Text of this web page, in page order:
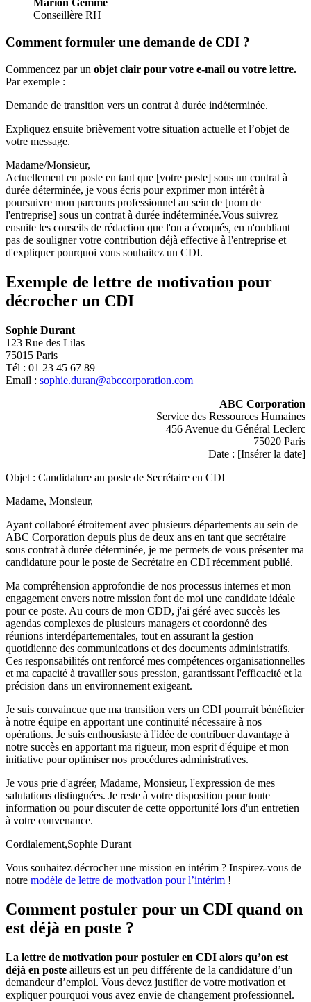
Marion Gemme
Conseillère RH
Comment formuler une demande de CDI ?
Commencez par un objet clair pour votre e-mail ou votre lettre.
Par exemple :
Demande de transition vers un contrat à durée indéterminée.
Expliquez ensuite brièvement votre situation actuelle et l’objet de
votre message.
Madame/Monsieur,
Actuellement en poste en tant que [votre poste] sous un contrat à
durée déterminée, je vous écris pour exprimer mon intérêt à
poursuivre mon parcours professionnel au sein de [nom de
l'entreprise] sous un contrat à durée indéterminée.Vous suivrez
ensuite les conseils de rédaction que l'on a évoqués, en n'oubliant
pas de souligner votre contribution déjà effective à l'entreprise et
d'expliquer pourquoi vous souhaitez un CDI.
Exemple de lettre de motivation pour
décrocher un CDI
Sophie Durant
123 Rue des Lilas
75015 Paris
Tél : 01 23 45 67 89
Email : sophie.duran@abccorporation.com
ABC Corporation
Service des Ressources Humaines
456 Avenue du Général Leclerc
75020 Paris
Date : [Insérer la date]
Objet : Candidature au poste de Secrétaire en CDI
Madame, Monsieur,
Ayant collaboré étroitement avec plusieurs départements au sein de
ABC Corporation depuis plus de deux ans en tant que secrétaire
sous contrat à durée déterminée, je me permets de vous présenter ma
candidature pour le poste de Secrétaire en CDI récemment publié.
Ma compréhension approfondie de nos processus internes et mon
engagement envers notre mission font de moi une candidate idéale
pour ce poste. Au cours de mon CDD, j'ai géré avec succès les
agendas complexes de plusieurs managers et coordonné des
réunions interdépartementales, tout en assurant la gestion
quotidienne des communications et des documents administratifs.
Ces responsabilités ont renforcé mes compétences organisationnelles
et ma capacité à travailler sous pression, garantissant l'efficacité et la
précision dans un environnement exigeant.
Je suis convaincue que ma transition vers un CDI pourrait bénéficier
à notre équipe en apportant une continuité nécessaire à nos
opérations. Je suis enthousiaste à l'idée de contribuer davantage à
notre succès en apportant ma rigueur, mon esprit d'équipe et mon
initiative pour optimiser nos procédures administratives.
Je vous prie d'agréer, Madame, Monsieur, l'expression de mes
salutations distinguées. Je reste à votre disposition pour toute
information ou pour discuter de cette opportunité lors d'un entretien
à votre convenance.
Cordialement,Sophie Durant
Vous souhaitez décrocher une mission en intérim ? Inspirez-vous de
notre modèle de lettre de motivation pour l’intérim !
Comment postuler pour un CDI quand on
est déjà en poste ?
La lettre de motivation pour postuler en CDI alors qu’on est
déjà en poste ailleurs est un peu différente de la candidature d’un
demandeur d’emploi. Vous devez justifier de votre motivation et
expliquer pourquoi vous avez envie de changement professionnel.